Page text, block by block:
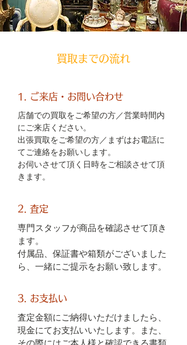
買取までの流れ
1. ご来店・お問い合わせ
店舗での買取をご希望の方／営業時間内
にご来店ください。
出張買取をご希望の方／まずはお電話に
てご連絡をお願いします。
お伺いさせて頂く日時をご相談させて頂
きます。
2. 査定
専門スタッフが商品を確認させて頂き
ます。
付属品、保証書や箱類がございました
ら、一緒にご提示をお願い致します。
3. お支払い
査定金額にご納得いただけましたら、
現金にてお支払いいたします。また、
その際にはご本人様と確認できる書類